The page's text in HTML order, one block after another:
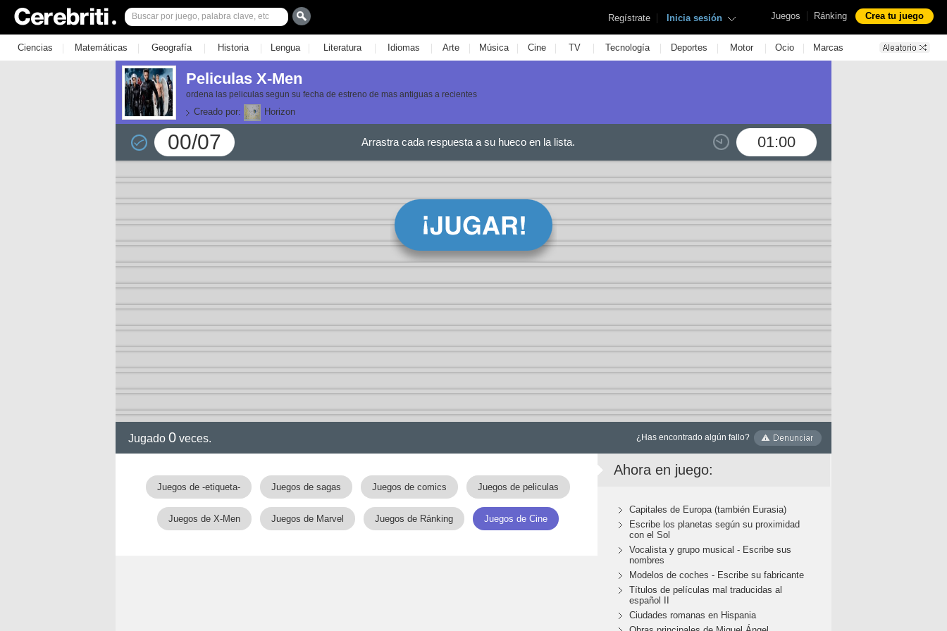
Juegos | Ránking Crea tu juego
Regístrate | Inicia sesión
Ciencias | Matemáticas | Geografía | Historia | Lengua | Literatura | Idiomas | Arte | Música | Cine | TV | Tecnología | Deportes | Motor | Ocio | Marcas
Peliculas X-Men
ordena las peliculas segun su fecha de estreno de mas antiguas a recientes
Creado por: Horizon
00/07 01:00
Arrastra cada respuesta a su hueco en la lista.
Jugado 0 veces. ¿Has encontrado algún fallo?
Juegos de -etiqueta- Juegos de sagas Juegos de comics Juegos de peliculas
Juegos de X-Men Juegos de Marvel Juegos de Ránking Juegos de Cine
Ahora en juego:
Capitales de Europa (también Eurasia)
Escribe los planetas según su proximidad
con el Sol
Vocalista y grupo musical - Escribe sus
nombres
Modelos de coches - Escribe su fabricante
Títulos de películas mal traducidas al
español II
Ciudades romanas en Hispania